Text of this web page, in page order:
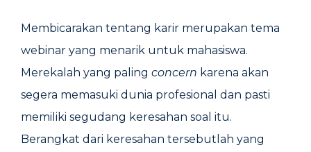
Membicarakan tentang karir merupakan tema
webinar yang menarik untuk mahasiswa.
Merekalah yang paling concern karena akan
segera memasuki dunia profesional dan pasti
memiliki segudang keresahan soal itu.
Berangkat dari keresahan tersebutlah yang